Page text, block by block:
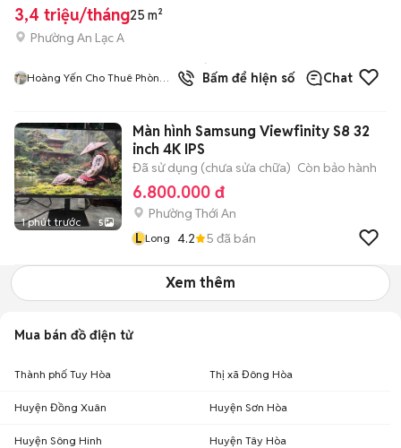
3,4 triệu/tháng25 m²
Phường An Lạc A
Hoàng Yến Cho Thuê Phòng
đã
bán
Bấm để hiện số Chat
1 phút trước 5
Màn hình Samsung Viewfinity S8 32
inch 4K IPS
Đã sử dụng (chưa sửa chữa) Còn bảo hành
6.800.000 đ
Phường Thới An
L Long 4.2 5 đã bán
Xem thêm
Mua bán đồ điện tử
Thành phố Tuy Hòa Thị xã Đông Hòa
Huyện Đồng Xuân Huyện Sơn Hòa
Huyện Sông Hinh Huyện Tây Hòa